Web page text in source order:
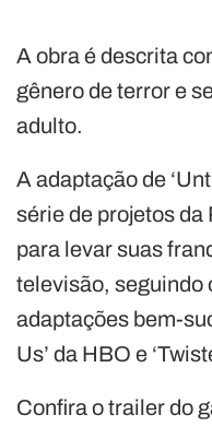
A obra é descrita
gênero de terror e
adulto.
A adaptação de
série de projetos
para levar suas
televisão, seguindo
adaptações bem-
Us’ da HBO e
Confira o trailer do